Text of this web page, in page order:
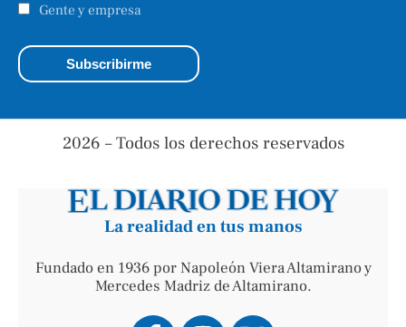
Gente y empresa
2026 – Todos los derechos reservados
La realidad en tus manos
Fundado en 1936 por Napoleón Viera Altamirano y
Mercedes Madriz de Altamirano.